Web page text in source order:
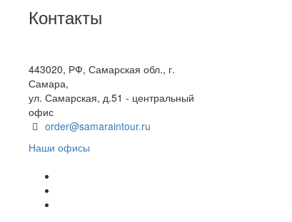
Контакты
443020, РФ, Самарская обл., г.
Самара,
ул. Самарская, д.51 - центральный
офис
order@samaraintour.ru
Наши офисы